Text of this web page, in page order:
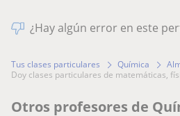
¿Hay algún error en este
Tus clases particulares Química
doy clases particulares de matemáticas,
Otros profesores de